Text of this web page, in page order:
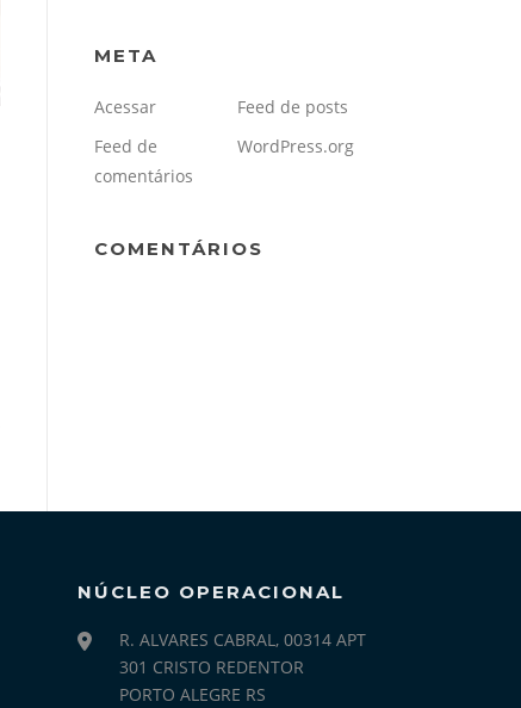
META
Acessar
Feed de posts
Feed de
comentários
WordPress.org
COMENTÁRIOS
NÚCLEO OPERACIONAL
R. ALVARES CABRAL, 00314 APT
301 CRISTO REDENTOR
PORTO ALEGRE RS